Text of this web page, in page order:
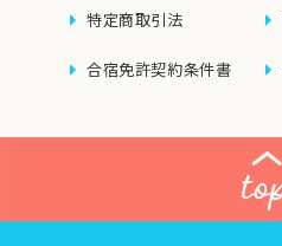
特定商取引法
合宿免許契約条件書